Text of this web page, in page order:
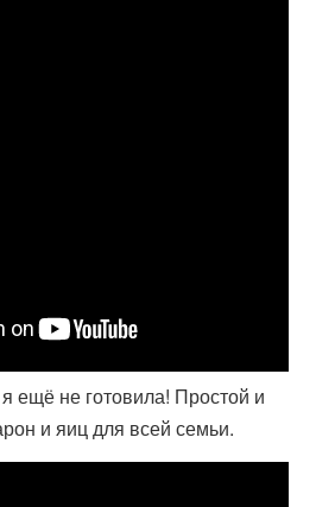
ещё не готовила! Простой и
и яиц для всей семьи.